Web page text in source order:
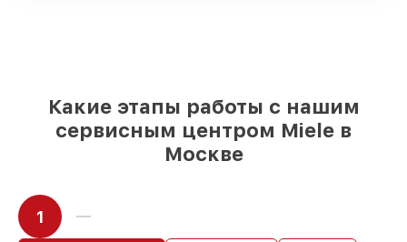
приступает к восстановлению сразу
Какие этапы работы с нашим
сервисным центром Miele в
Москве
1